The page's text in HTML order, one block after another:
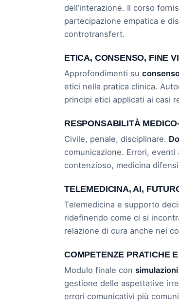
dell’interazione. Il corso
partecipazione empatica e
controtransfert.
ETICA, CONSENSO, FINE
Approfondimenti su
etici nella pratica clinica.
principi etici applicati ai casi
RESPONSABILITÀ
Civile, penale, disciplinare.
comunicazione. Errori, eventi
contenzioso, medicina
TELEMEDICINA, AI,
Telemedicina e supporto
ridefinendo come ci si
relazione di cura anche nei
COMPETENZE PRATICHE
Modulo finale con
gestione delle aspettative
errori comunicativi più